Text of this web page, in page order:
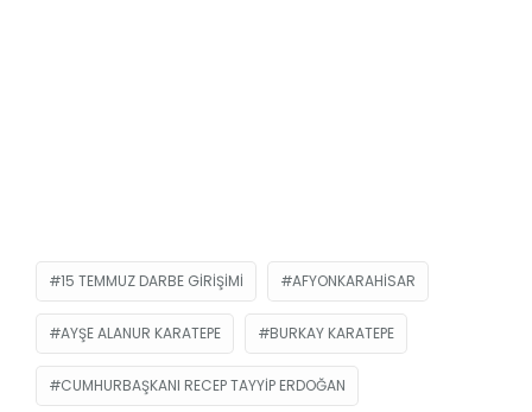
15 TEMMUZ DARBE GIRIŞIMI AFYONKARAHISAR
AYŞE ALANUR KARATEPE BURKAY KARATEPE
CUMHURBAŞKANI RECEP TAYYIP ERDOĞAN